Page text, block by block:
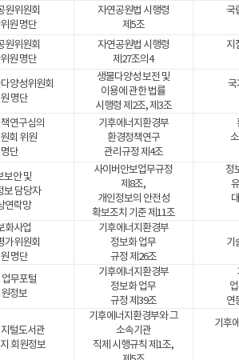
원위원회
원 명단
자연공원법 시행령
제5조
국
원위원회
원 명단
자연공원법 시행령
제27조의4
지
양성위원회
명단
생물다양성 보전 및
이용에 관한 법률
시행령 제2조, 제3조
국
연구심의
회 위원
명단
기후에너지환경부
환경정책연구
관리규정 제4조
보안 및
보 담당자
연락망
사이버안보업무규정
제8조,
개인정보의 안전성
확보조치 기준 제11조
정
화사업
가위원회
명단
기후에너지환경부
정보화 업무
규정 제26조
기
무포털
정보
기후에너지환경부
정보화 업무
규정 제39조
연
털도서관
회원정보
기후에너지환경부와 그
소속기관
직제 시행규칙 제1조,
기후